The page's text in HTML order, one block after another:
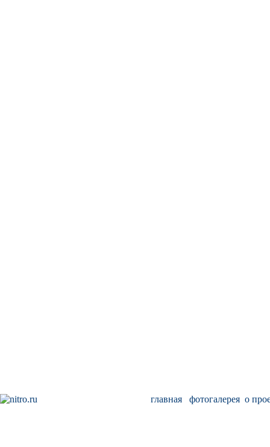
главная фотогалерея о